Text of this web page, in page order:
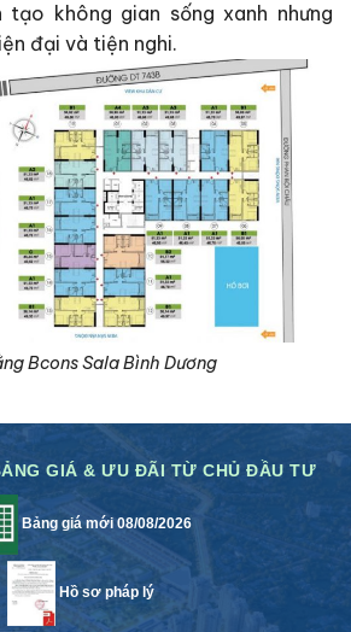
không gian sống xanh nhưng
đại và tiện nghi.
Bcons Sala Bình Dương
GIÁ & ƯU ĐÃI TỪ CHỦ ĐẦU TƯ
Bảng giá mới 08/08/2026
Hồ sơ pháp lý